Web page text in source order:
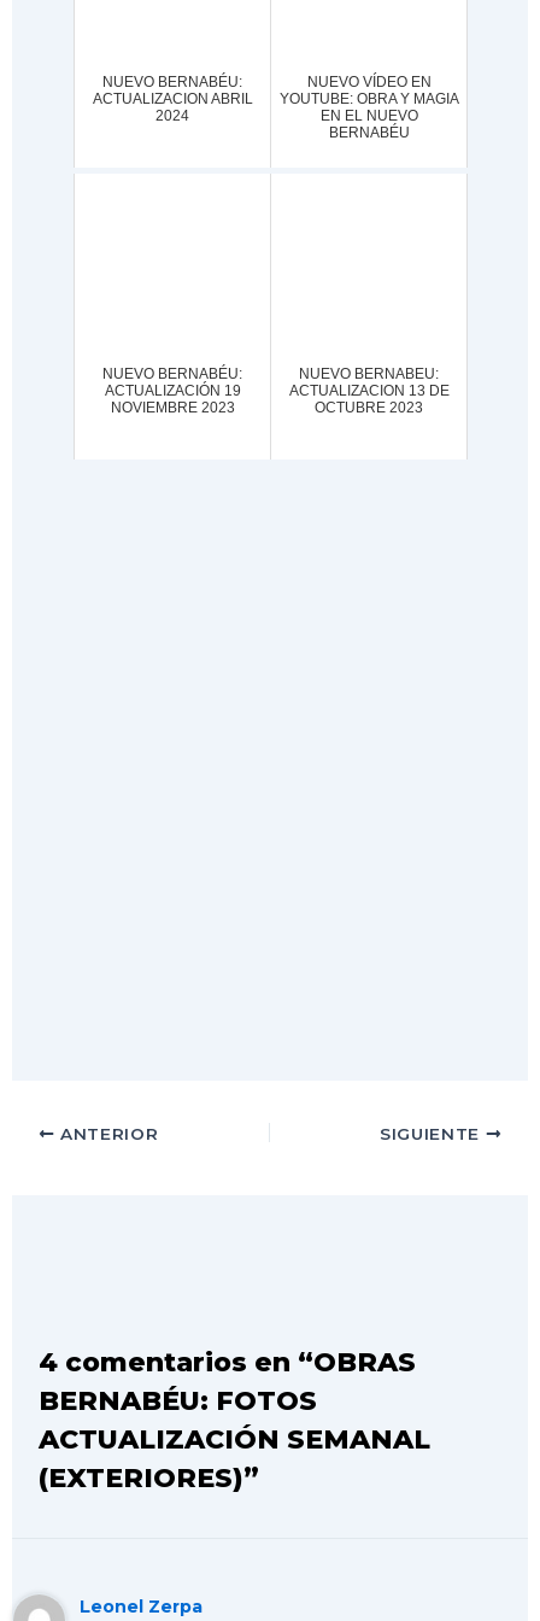
NUEVO BERNABÉU:
ACTUALIZACION ABRIL
2024
NUEVO VÍDEO EN
YOUTUBE: OBRA Y MAGIA
EN EL NUEVO
BERNABÉU
NUEVO BERNABÉU:
ACTUALIZACIÓN 19
NOVIEMBRE 2023
NUEVO BERNABEU:
ACTUALIZACION 13 DE
OCTUBRE 2023
ANTERIOR SIGUIENTE
4 comentarios en “OBRAS
BERNABÉU: FOTOS
ACTUALIZACIÓN SEMANAL
(EXTERIORES)”
Leonel Zerpa